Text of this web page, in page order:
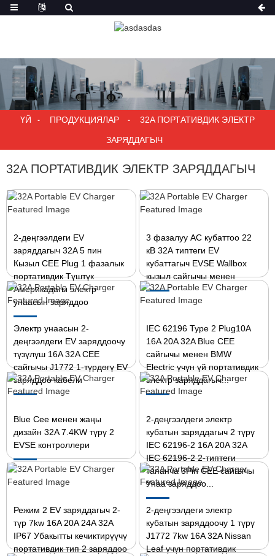
ҮЙ ПРОДУКЦИЯЛАР 32A ПОРТАТИВДИК ЭЛЕКТР
ЗАРЯДДАГЫЧ
32A ПОРТАТИВДИК ЭЛЕКТР ЗАРЯДДАГЫЧ
2-деңгээлдеги EV
заряддагыч 32A 5 пин
Кызыл CEE Plug 1 фазалык
портативдик Түштүк
Америкадагы электр
унаасын заряддоо
3 фазалуу AC кубаттоо 22
кВ 32А типтеги EV
кубаттагыч EVSE Wallbox
кызыл сайгычы менен
Электр унаасын 2-
деңгээлдеги EV заряддоочу
түзүлүш 16A 32A CEE
сайгычы J1772 1-түрдөгү EV
заряддоо кабели
IEC 62196 Type 2 Plug10A
16A 20A 32A Blue CEE
сайгычы менен BMW
Electric үчүн үй портативдик
электр заряддагыч...
Blue Cee менен жаңы
дизайн 32A 7.4KW түрү 2
EVSE контроллери
2-деңгээлдеги электр
кубатын заряддагыч 2 түрү
IEC 62196-2 16A 20A 32A
IEC 62196-2 2-типтеги
тапанча 3Pin CEE сайгычы
Унаа заряддоо...
Режим 2 EV заряддагыч 2-
түр 7kw 16A 20A 24A 32A
IP67 Убакытты кечиктирүүчү
портативдик тип 2 заряддоо
2-деңгээлдеги электр
кубатын заряддоочу 1 түрү
J1772 7kw 16A 32A Nissan
Leaf үчүн портативдик